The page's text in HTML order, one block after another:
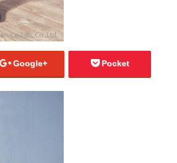
Google+ Pocket